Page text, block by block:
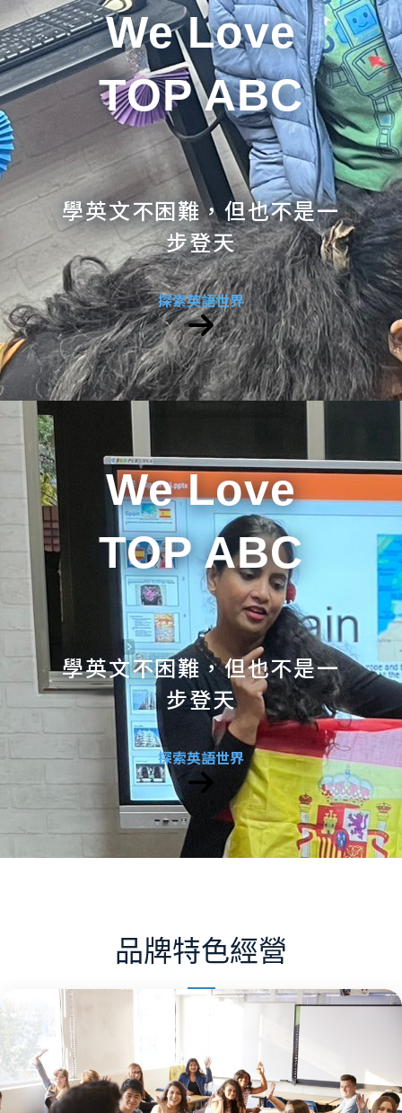
We Love
TOP ABC
學英文不困難，但也不是一
步登天
探索英語世界
We Love
TOP ABC
學英文不困難，但也不是一
步登天
探索英語世界
品牌特色經營